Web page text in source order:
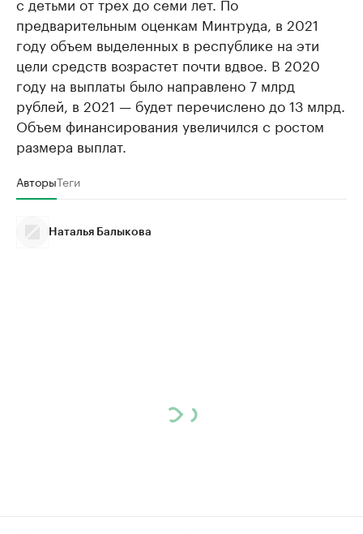
предварительным оценкам Минтруда, в 2021
году объем выделенных в республике на эти
цели средств возрастет почти вдвое. В 2020
году на выплаты было направлено 7 млрд
рублей, в 2021 — будет перечислено до 13 млрд.
Объем финансирования увеличился с ростом
размера выплат.
АвторыТеги
Наталья Балыкова